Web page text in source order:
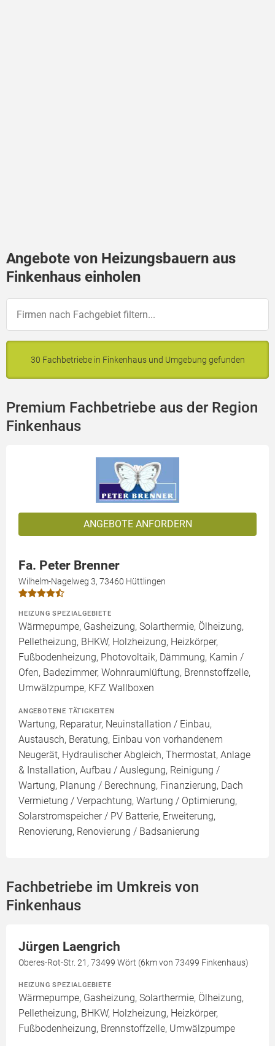
Angebote von Heizungsbauern aus
Finkenhaus einholen
30 Fachbetriebe in Finkenhaus und Umgebung gefunden
Premium Fachbetriebe aus der Region
Finkenhaus
ANGEBOTE ANFORDERN
Fa. Peter Brenner
Wilhelm-Nagelweg 3, 73460 Hüttlingen
HEIZUNG SPEZIALGEBIETE
Wärmepumpe, Gasheizung, Solarthermie, Ölheizung,
Pelletheizung, BHKW, Holzheizung, Heizkörper,
Fußbodenheizung, Photovoltaik, Dämmung, Kamin /
Ofen, Badezimmer, Wohnraumlüftung, Brennstoffzelle,
Umwälzpumpe, KFZ Wallboxen
ANGEBOTENE TÄTIGKEITEN
Wartung, Reparatur, Neuinstallation / Einbau,
Austausch, Beratung, Einbau von vorhandenem
Neugerät, Hydraulischer Abgleich, Thermostat, Anlage
& Installation, Aufbau / Auslegung, Reinigung /
Wartung, Planung / Berechnung, Finanzierung, Dach
Vermietung / Verpachtung, Wartung / Optimierung,
Solarstromspeicher / PV Batterie, Erweiterung,
Renovierung, Renovierung / Badsanierung
Fachbetriebe im Umkreis von
Finkenhaus
Jürgen Laengrich
Oberes-Rot-Str. 21, 73499 Wört (6km von 73499 Finkenhaus)
HEIZUNG SPEZIALGEBIETE
Wärmepumpe, Gasheizung, Solarthermie, Ölheizung,
Pelletheizung, BHKW, Holzheizung, Heizkörper,
Fußbodenheizung, Brennstoffzelle, Umwälzpumpe